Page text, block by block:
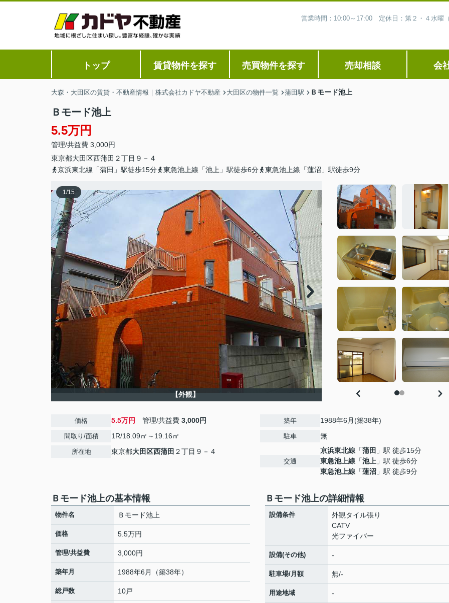
営業時間：10:00～17:00 定休日：第２・４水曜
トップ 賃貸物件を探す 売買物件を探す 売却相談 会
大森・大田区の賃貸・不動産情報｜株式会社カドヤ不動産 大田区の物件一覧 蒲田駅 Ｂモード池上
Ｂモード池上
5.5万円
管理/共益費 3,000円
東京都大田区西蒲田 ２丁目９－４
京浜東北線「蒲田」駅徒歩15分
東急池上線「池上」駅徒歩6分 東急池上線「蓮沼」駅徒歩9分
1/15
【外観】
価格 5.5万円 管理/共益費 3,000円
間取り/面積 1R/18.09㎡～19.16㎡
所在地 東京都大田区西蒲田 ２丁目９－４
築年 1988年6月(築38年)
駐車 無
交通
京浜東北線 「蒲田 」駅 徒歩15分
東急池上線 「池上 」駅 徒歩6分
東急池上線 「蓮沼 」駅 徒歩9分
Ｂモード池上の基本情報
物件名 Ｂモード池上
価格 5.5万円
管理/共益費 3,000円
築年月 1988年6月（築38年）
総戸数 10戸
Ｂモード池上の詳細情報
設備条件
外観タイル張り
CATV
光ファイバー
設備(その他) -
駐車場/月額 無/-
用途地域 -